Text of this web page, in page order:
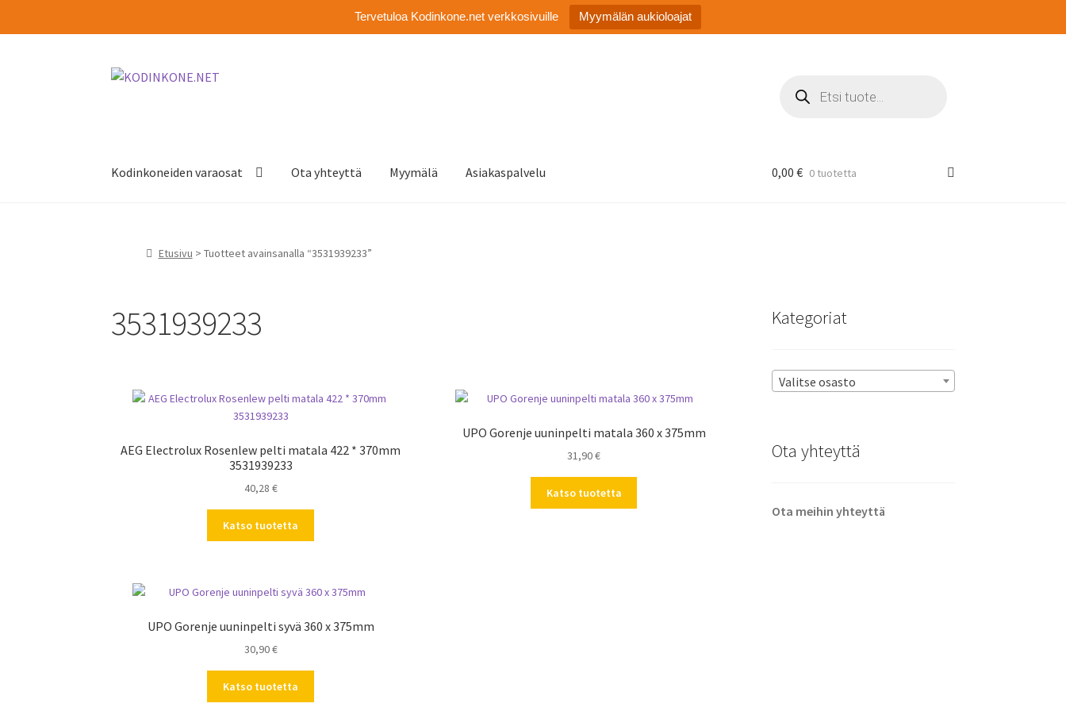
Tervetuloa Kodinkone.net verkkosivuille Myymälän aukioloajat
Siirry
Siirry
search
Kodinkoneiden varaosat Ota yhteyttä Myymälä Asiakaspalvelu 0,00 € 0 tuotetta
Etusivu > Tuotteet avainsanalla “3531939233”
3531939233
AEG Electrolux Rosenlew pelti matala 422 * 370mm
3531939233
40,28 €
Katso tuotetta
UPO Gorenje uuninpelti matala 360 x 375mm
31,90€
Katso tuotetta
UPO Gorenje uuninpelti syvä 360 x 375mm
30,90€
Katso tuotetta
Kategoriat
Valitse osasto
Ota yhteyttä
Ota meihin yhteyttä